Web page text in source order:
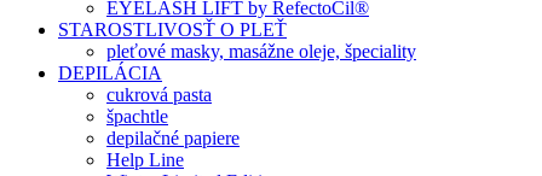
EYELASH LIFT by RefectoCil®
STAROSTLIVOSŤ O PLEŤ
pleťové masky, masážne oleje, špeciality
DEPILÁCIA
cukrová pasta
špachtle
depilačné papiere
Help Line